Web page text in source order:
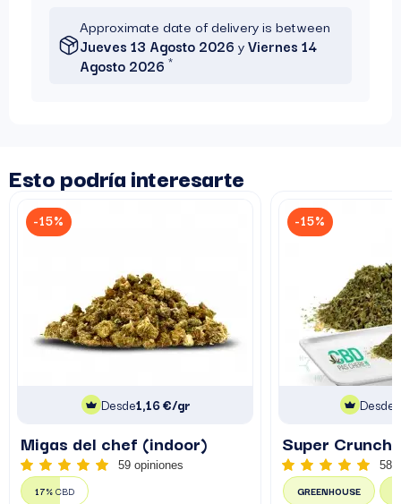
Approximate date of delivery is between
Jueves 13 Agosto 2026 yViernes 14
Agosto 2026 *
Esto podría interesarte
Desde1,16 €/gr
Migas del chef (indoor)
59 opiniones
17%CBD
-15%
Desde
Super Crunch
58
GREENHOUSE
-15%